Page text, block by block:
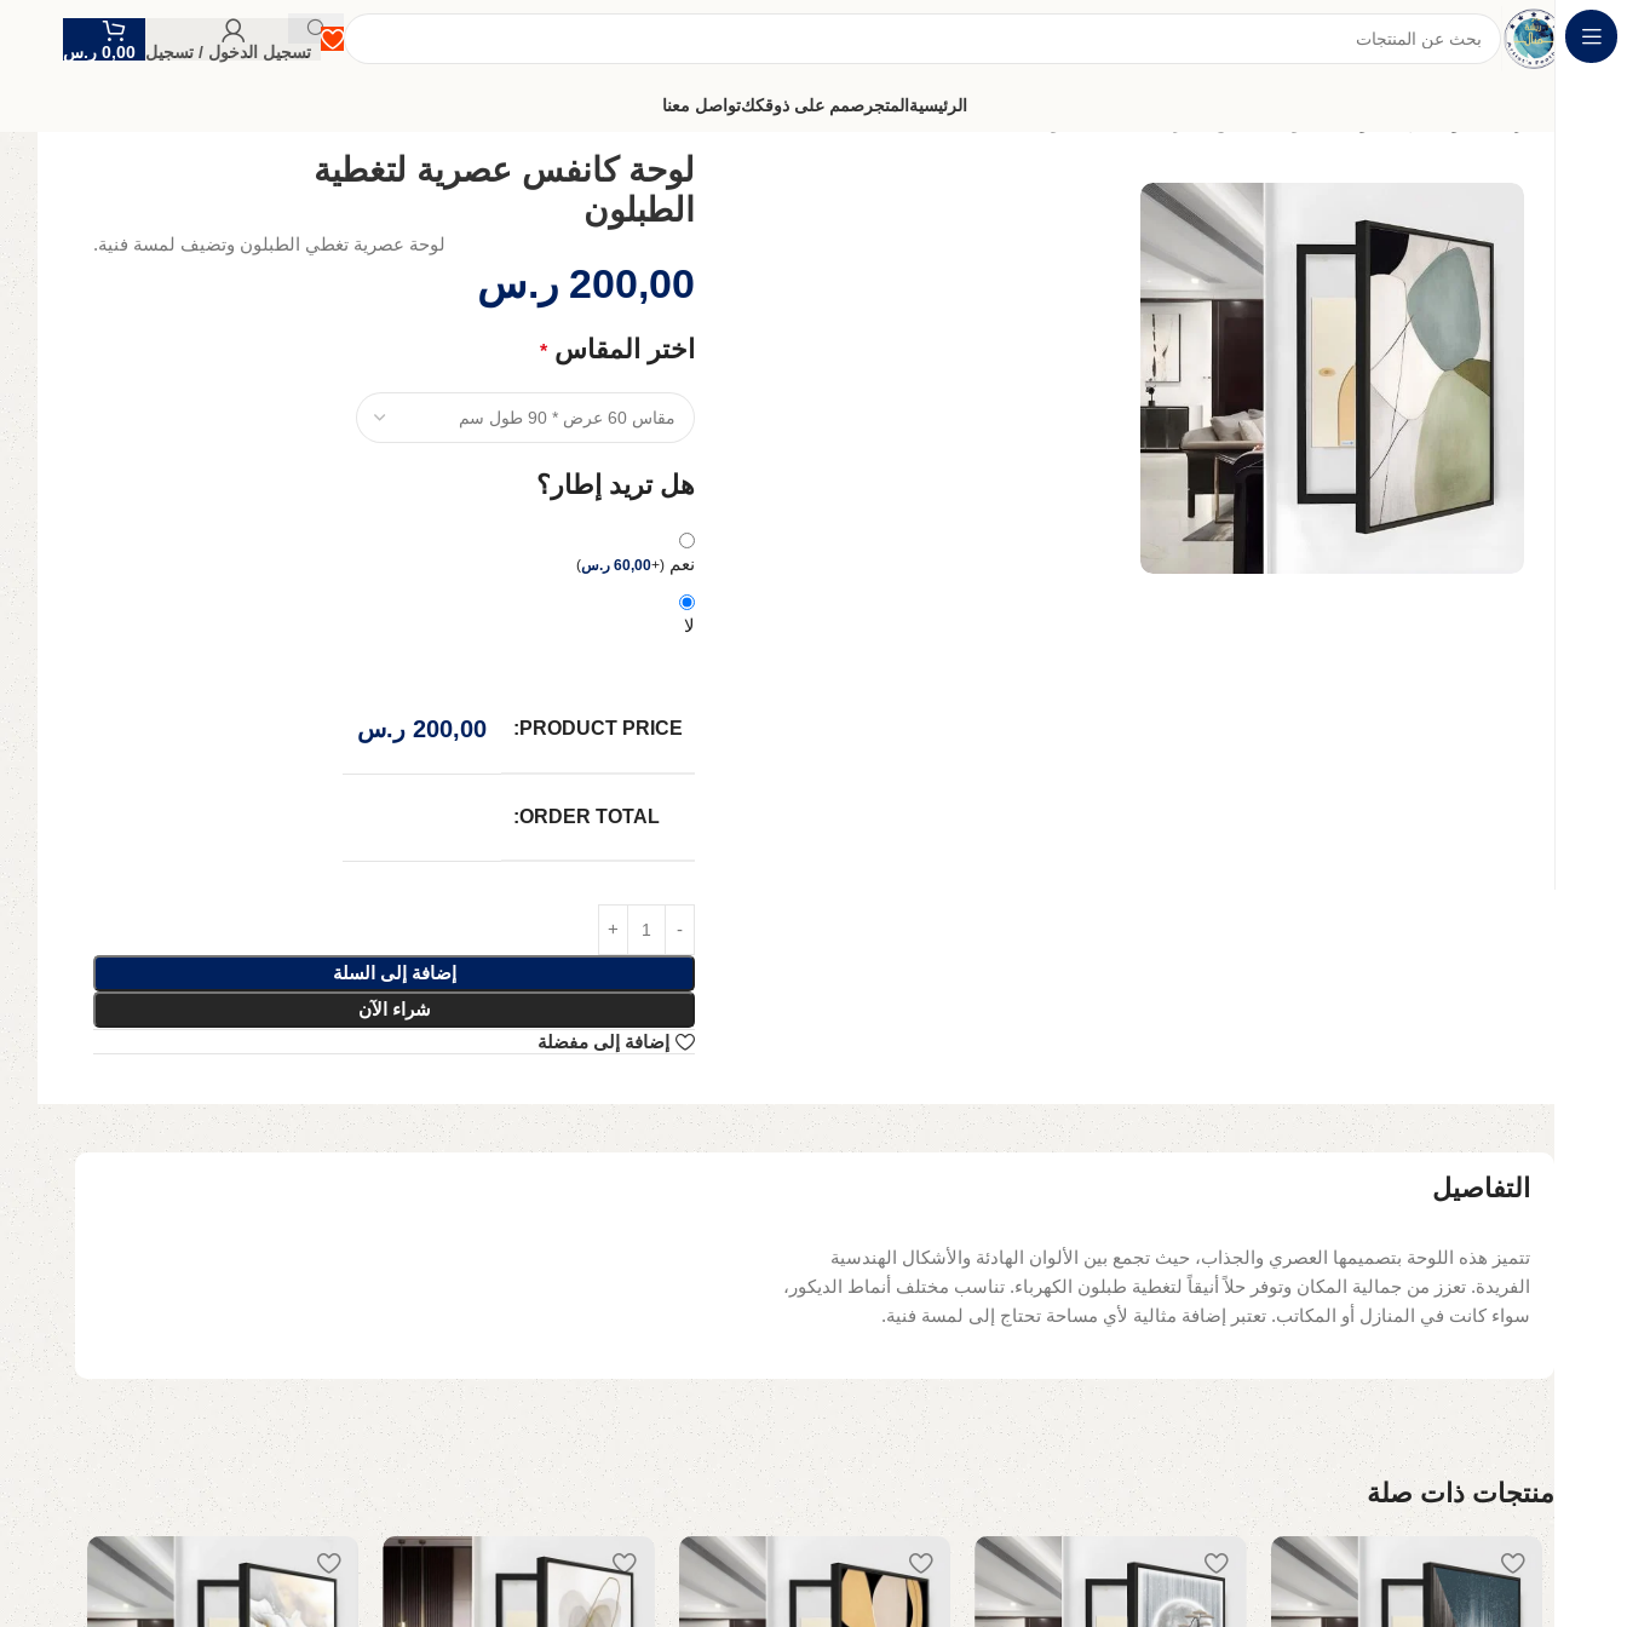
تسجيل الدخول / تسجيل 0,00 ر.س
الرئيسيةالمتجر صمم على ذوقككتواصل معنا
لوحة كانفس عصرية لتغطية
الطبلون
لوحة عصرية تغطي الطبلون وتضيف لمسة فنية.
200,00 ر.س
اختر المقاس *
هل تريد إطار؟
نعم (
+
60,00 ر.س)
لا
PRODUCT PRICE:
200,00 ر.س
ORDER TOTAL:
إضافة إلى السلة
شراء الآن
إضافة إلى مفضلة
التفاصيل
تتميز هذه اللوحة بتصميمها العصري والجذاب، حيث تجمع بين الألوان الهادئة والأشكال الهندسية
الفريدة. تعزز من جمالية المكان وتوفر حلاً أنيقاً لتغطية طبلون الكهرباء. تناسب مختلف أنماط الديكور،
سواء كانت في المنازل أو المكاتب. تعتبر إضافة مثالية لأي مساحة تحتاج إلى لمسة فنية.
منتجات ذات صلة